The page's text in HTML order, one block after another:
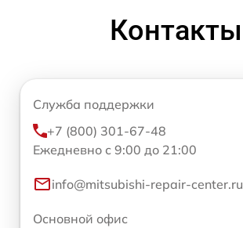
Контакты
Служба поддержки
+7 (800) 301-67-48
Ежедневно с 9:00 до 21:00
info@mitsubishi-repair-center.ru
Основной офис